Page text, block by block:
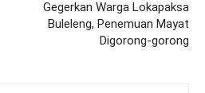
Gegerkan Warga Lokapaksa
Buleleng, Penemuan Mayat
Digorong-gorong